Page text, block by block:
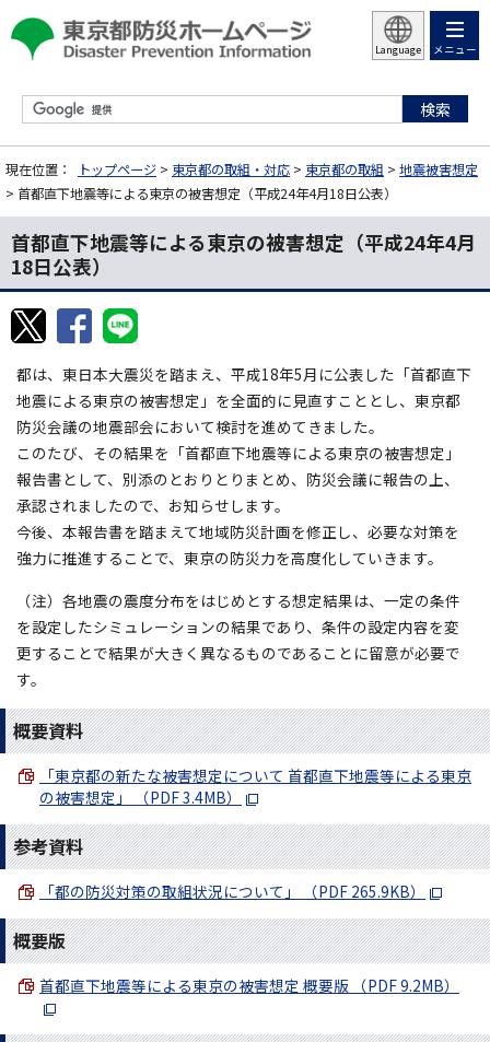
Language メニュー
現在位置： トップページ > 東京都の取組・対応 > 東京都の取組 > 地震被害想定
> 首都直下地震等による東京の被害想定（平成24年4月18日公表）
首都直下地震等による東京の被害想定（平成24年4月
18日公表）
都は、東日本大震災を踏まえ、平成18年5月に公表した「首都直下
地震による東京の被害想定」を全面的に見直すこととし、東京都
防災会議の地震部会において検討を進めてきました。
このたび、その結果を「首都直下地震等による東京の被害想定」
報告書として、別添のとおりとりまとめ、防災会議に報告の上、
承認されましたので、お知らせします。
今後、本報告書を踏まえて地域防災計画を修正し、必要な対策を
強力に推進することで、東京の防災力を高度化していきます。
（注）各地震の震度分布をはじめとする想定結果は、一定の条件
を設定したシミュレーションの結果であり、条件の設定内容を変
更することで結果が大きく異なるものであることに留意が必要で
す。
概要資料
「東京都の新たな被害想定について 首都直下地震等による東京
の被害想定」 （PDF 3.4MB）
参考資料
「都の防災対策の取組状況について」 （PDF 265.9KB）
概要版
首都直下地震等による東京の被害想定 概要版 （PDF 9.2MB）